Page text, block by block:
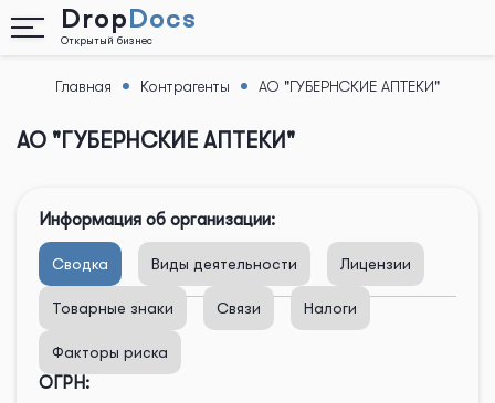
DropDocs
Открытый бизнес
Назад
Главная Контрагенты АО "ГУБЕРНСКИЕ АПТЕКИ"
АО "ГУБЕРНСКИЕ АПТЕКИ"
Информация об организации:
Сводка Виды деятельности Лицензии
Товарные знаки Связи Налоги
Факторы риска
ОГРН: